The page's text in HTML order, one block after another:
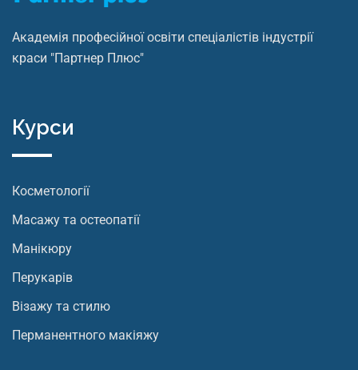
Академія професійної освіти спеціалістів індустрії
краси "Партнер Плюс"
Курси
Косметології
Масажу та остеопатії
Манікюру
Перукарів
Візажу та стилю
Перманентного макіяжу